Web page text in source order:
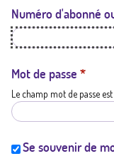
Numéro d'abonné
Mot de passe *
Le champ mot de passe
Se souvenir de